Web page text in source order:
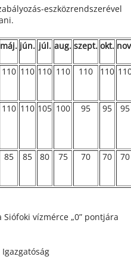
eszközrendszerével
máj. jún. júl. aug. szept. okt.
110 110 110 110 110 110
110 110 105 100 95 95 95
85 85 80 75 70 70 70
vízmérce „0” pontjára